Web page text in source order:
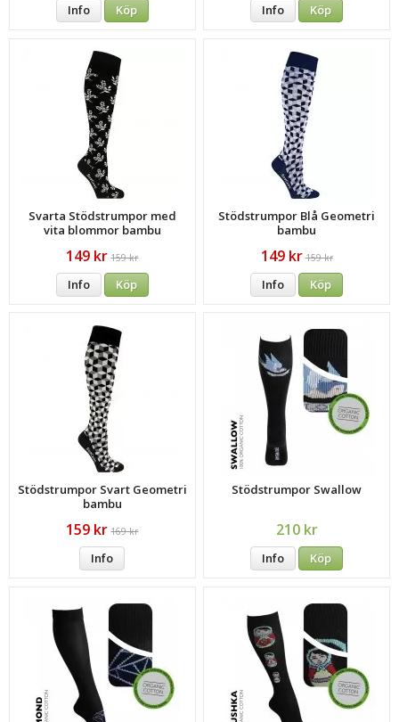
Info Köp Info Köp
Svarta Stödstrumpor med
vita blommor bambu
149 kr 159 kr
Info Köp
Stödstrumpor Blå Geometri
bambu
149 kr 159 kr
Info Köp
Stödstrumpor Svart Geometri
bambu
159 kr 169 kr
Info
Stödstrumpor Swallow
210 kr
Info Köp